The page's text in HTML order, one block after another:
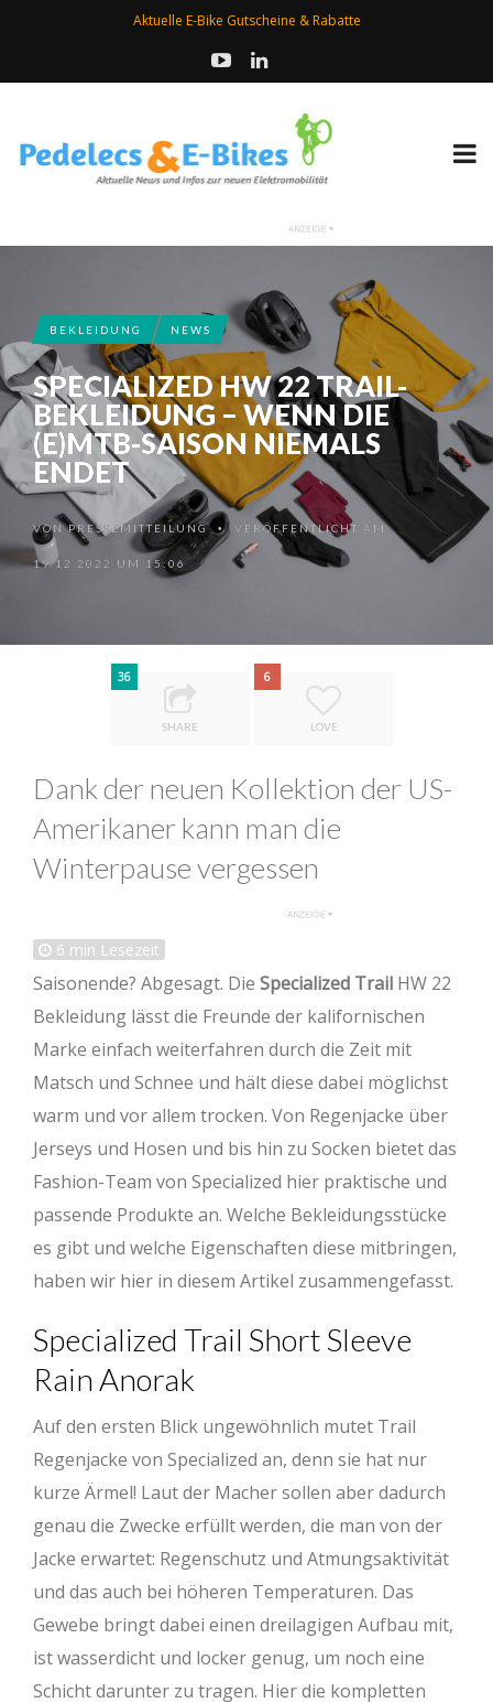
Aktuelle E-Bike Gutscheine & Rabatte
BEKLEIDUNG NEWS
SPECIALIZED HW 22 TRAIL-
BEKLEIDUNG – WENN DIE
(E)MTB-SAISON NIEMALS
ENDET
VONPRESSEMITTEILUNG • VERÖFFENTLICHT AM
19.12.2022 UM 15:06
36
SHARE
6
LOVE
Dank der neuen Kollektion der US-
Amerikaner kann man die
Winterpause vergessen
6 min Lesezeit
Saisonende? Abgesagt. Die Specialized Trail HW 22
Bekleidung lässt die Freunde der kalifornischen
Marke einfach weiterfahren durch die Zeit mit
Matsch und Schnee und hält diese dabei möglichst
warm und vor allem trocken. Von Regenjacke über
Jerseys und Hosen und bis hin zu Socken bietet das
Fashion-Team von Specialized hier praktische und
passende Produkte an. Welche Bekleidungsstücke
es gibt und welche Eigenschaften diese mitbringen,
haben wir hier in diesem Artikel zusammengefasst.
Specialized Trail Short Sleeve
Rain Anorak
Auf den ersten Blick ungewöhnlich mutet Trail
Regenjacke von Specialized an, denn sie hat nur
kurze Ärmel! Laut der Macher sollen aber dadurch
genau die Zwecke erfüllt werden, die man von der
Jacke erwartet: Regenschutz und Atmungsaktivität
und das auch bei höheren Temperaturen. Das
Gewebe bringt dabei einen dreilagigen Aufbau mit,
ist wasserdicht und locker genug, um noch eine
Schicht darunter zu tragen. Hier die kompletten